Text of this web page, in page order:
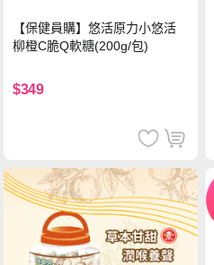
【保健員購】悠活原力小悠活
柳橙C脆Q軟糖(200g/包)
$349